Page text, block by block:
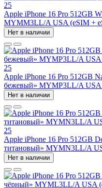
25
Apple iPhone 16 Pro 512GB
MYMM3LL/A USA (eSIM +
Нет в наличии
25
Apple iPhone 16 Pro 512GB
бежевый» MYMP3LL/A USA
Нет в наличии
25
Apple iPhone 16 Pro 512GB
титановый» MYMN3LL/A
Нет в наличии